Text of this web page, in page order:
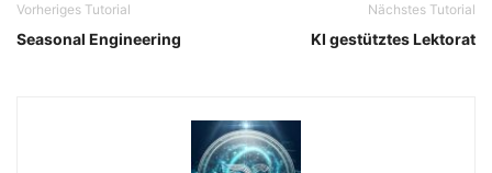
Vorheriges Tutorial
Seasonal Engineering
Nächstes Tutorial
KI gestütztes Lektorat